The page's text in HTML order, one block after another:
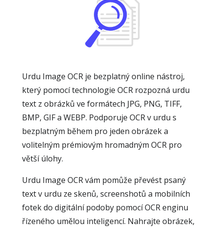
Urdu Image OCR je bezplatný online nástroj,
který pomocí technologie OCR rozpozná urdu
text z obrázků ve formátech JPG, PNG, TIFF,
BMP, GIF a WEBP. Podporuje OCR v urdu s
bezplatným během pro jeden obrázek a
volitelným prémiovým hromadným OCR pro
větší úlohy.
Urdu Image OCR vám pomůže převést psaný
text v urdu ze skenů, screenshotů a mobilních
fotek do digitální podoby pomocí OCR enginu
řízeného umělou inteligencí. Nahrajte obrázek,